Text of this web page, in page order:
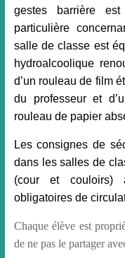
gestes barrière
particulière
salle de classe est
hydroalcoolique
d’un rouleau de film
du professeur et
rouleau de papier
Les consignes de
dans les salles de
(cour et couloirs)
obligatoires de
Chaque élève est
de ne pas le partager